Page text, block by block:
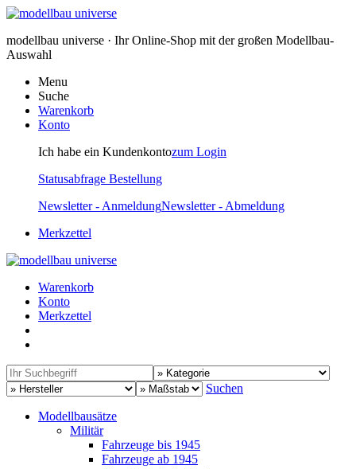
modellbau universe · Ihr Online-Shop mit der großen Modellbau-
Auswahl
Menu
Suche
Warenkorb
Konto
Ich habe ein Kundenkontozum Login
Statusabfrage Bestellung
Newsletter - AnmeldungNewsletter - Abmeldung
Merkzettel
Warenkorb
Konto
Merkzettel
Suchen
Modellbausätze
Militär
Fahrzeuge bis 1945
Fahrzeuge ab 1945